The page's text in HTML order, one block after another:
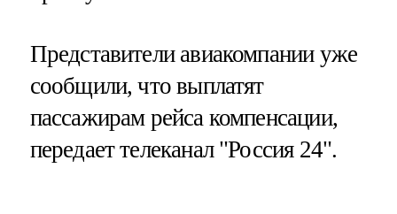
Представители авиакомпании уже
сообщили, что выплатят
пассажирам рейса компенсации,
передает телеканал "Россия 24".